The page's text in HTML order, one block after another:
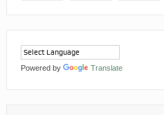
Powered by Translate